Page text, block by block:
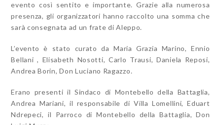
evento così sentito e importante. Grazie alla numerosa
presenza, gli organizzatori hanno raccolto una somma che
sarà consegnata ad un frate di Aleppo.
L’evento è stato curato da Maria Grazia Marino, Ennio
Bellani , Elisabeth Nosotti, Carlo Trausi, Daniela Reposi,
Andrea Borin, Don Luciano Ragazzo.
Erano presenti il Sindaco di Montebello della Battaglia,
Andrea Mariani, il responsabile di Villa Lomellini, Eduart
Ndrepeci, il Parroco di Montebello della Battaglia, Don